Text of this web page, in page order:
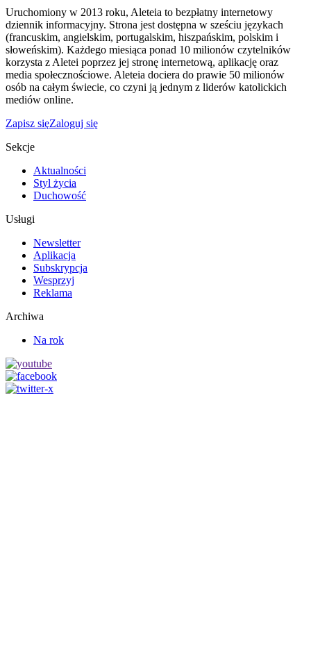
Uruchomiony w 2013 roku, Aleteia to bezpłatny internetowy
dziennik informacyjny. Strona jest dostępna w sześciu językach
(francuskim, angielskim, portugalskim, hiszpańskim, polskim i
słoweńskim). Każdego miesiąca ponad 10 milionów czytelników
korzysta z Aletei poprzez jej stronę internetową, aplikację oraz
media społecznościowe. Aleteia dociera do prawie 50 milionów
osób na całym świecie, co czyni ją jednym z liderów katolickich
mediów online.
Zapisz sięZaloguj się
Sekcje
Aktualności
Styl życia
Duchowość
Usługi
Newsletter
Aplikacja
Subskrypcja
Wesprzyj
Reklama
Archiwa
Na rok